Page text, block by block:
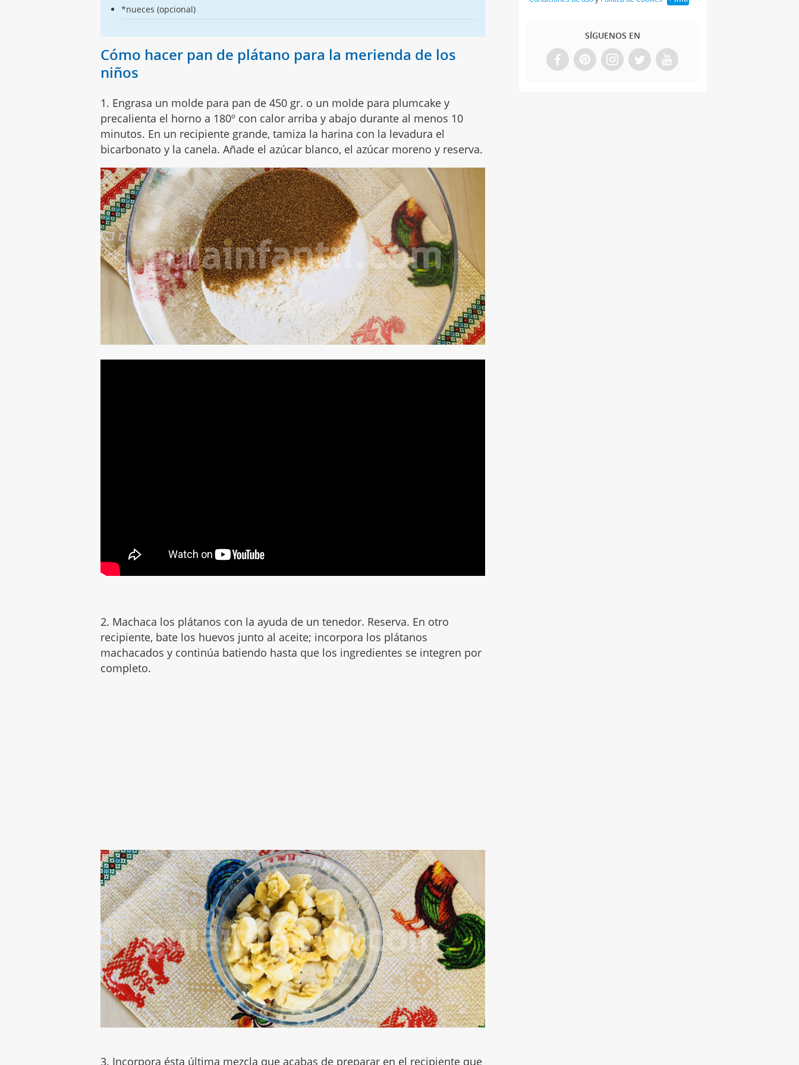
*nueces (opcional)
Cómo hacer pan de plátano para la merienda de los
niños
1. Engrasa un molde para pan de 450 gr. o un molde para plumcake y
precalienta el horno a 180º con calor arriba y abajo durante al menos 10
minutos. En un recipiente grande, tamiza la harina con la levadura el
bicarbonato y la canela. Añade el azúcar blanco, el azúcar moreno y reserva.
2. Machaca los plátanos con la ayuda de un tenedor. Reserva. En otro
recipiente, bate los huevos junto al aceite; incorpora los plátanos
machacados y continúa batiendo hasta que los ingredientes se integren por
completo.
3. Incorpora ésta última mezcla que acabas de preparar en el recipiente que
SÍGUENOS EN